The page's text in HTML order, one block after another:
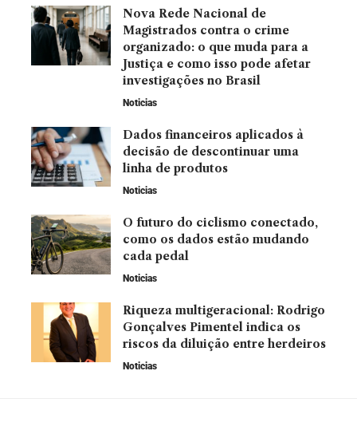
Nova Rede Nacional de
Magistrados contra o crime
organizado: o que muda para a
Justiça e como isso pode afetar
investigações no Brasil
Noticias
Dados financeiros aplicados à
decisão de descontinuar uma
linha de produtos
Noticias
O futuro do ciclismo conectado,
como os dados estão mudando
cada pedal
Noticias
Riqueza multigeracional: Rodrigo
Gonçalves Pimentel indica os
riscos da diluição entre herdeiros
Noticias